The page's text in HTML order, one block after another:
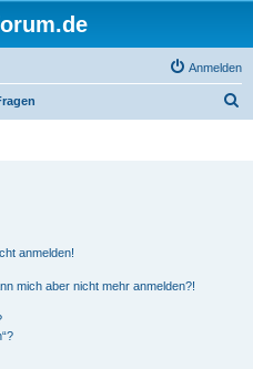
Anmelden
anmelden!
mich aber nicht mehr anmelden?!